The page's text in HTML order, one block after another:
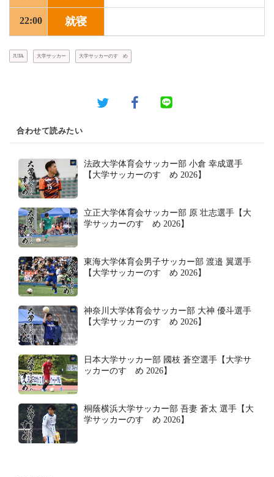
22:00 就寝
JUFA 大学サッカー 大学サッカーのすゝめ
合わせて読みたい
法政大学体育会サッカー部 小倉 幸成選手
【大学サッカーのすゝめ 2026】
立正大学体育会サッカー部 原 壮志選手【大
学サッカーのすゝめ 2026】
東海大学体育会男子サッカー部 渡邉 翼選手
【大学サッカーのすゝめ 2026】
神奈川大学体育会サッカー部 大神 優斗選手
【大学サッカーのすゝめ 2026】
日本大学サッカー部 國枝 蒼空選手【大学サ
ッカーのすゝめ 2026】
桐蔭横浜大学サッカー部 吾妻 蒼太 選手【大
学サッカーのすゝめ 2026】